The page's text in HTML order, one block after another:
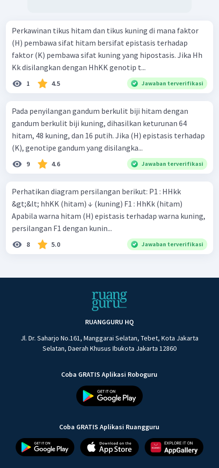
Perkawinan tikus hitam dan tikus kuning di mana faktor
(H) pembawa sifat hitam bersifat epistasis terhadap
faktor (K) pembawa sifat kuning yang hipostasis. Jika Hh
Kk disilangkan dengan HhKK genotip t...
1 4.5 Jawaban terverifikasi
Pada penyilangan gandum berkulit biji hitam dengan
gandum berkulit biji kuning, dihasilkan keturunan 64
hitam, 48 kuning, dan 16 putih. Jika (H) epistasis terhadap
(K), genotipe gandum yang disilangka...
9 4.6 Jawaban terverifikasi
Perhatikan diagram persilangan berikut: P1 : HHkk
&gt;&lt; hhKK (hitam) ↓ (kuning) F1 : HhKk (hitam)
Apabila warna hitam (H) epistasis terhadap warna kuning,
persilangan F1 dengan kunin...
8 5.0 Jawaban terverifikasi
RUANGGURU HQ
Jl. Dr. Saharjo No.161, Manggarai Selatan, Tebet, Kota Jakarta
Selatan, Daerah Khusus Ibukota Jakarta 12860
Coba GRATIS Aplikasi Roboguru
Coba GRATIS Aplikasi Ruangguru